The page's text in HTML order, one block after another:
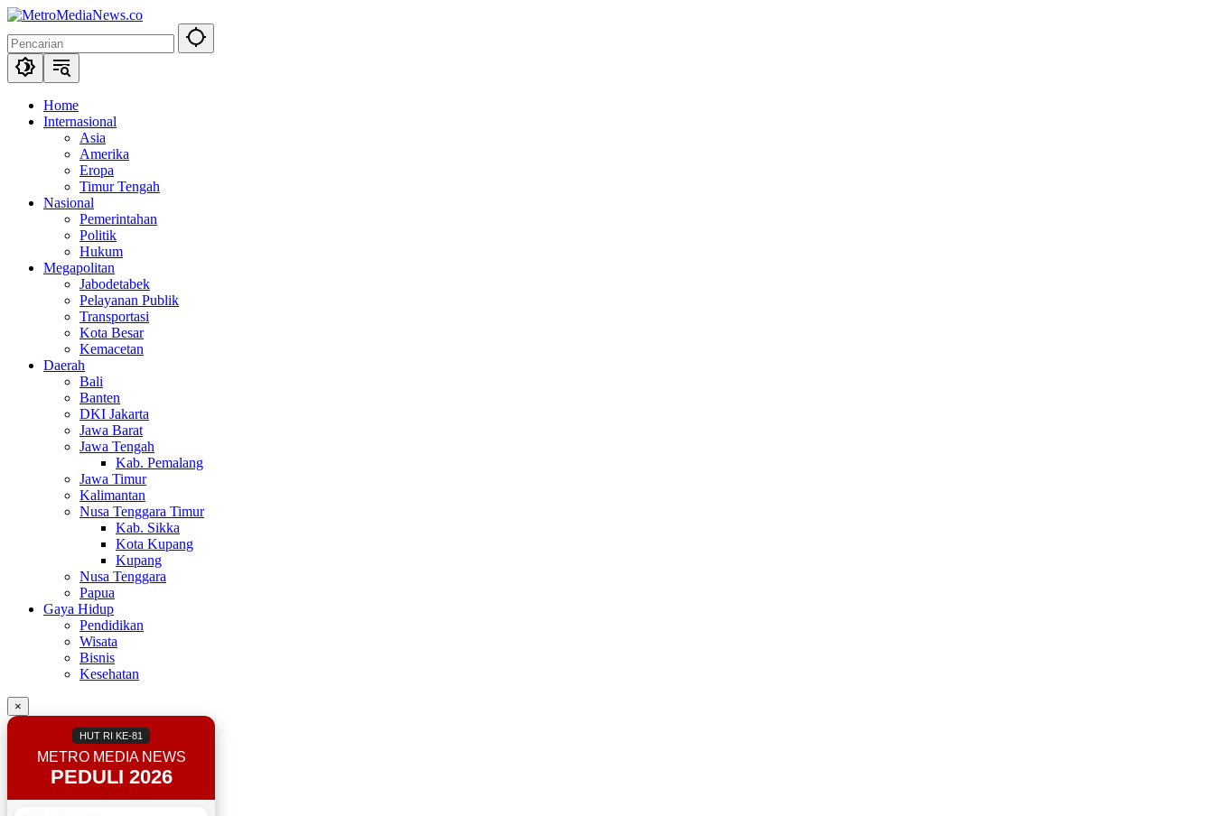
Langsung
konten
Home
Internasional
Asia
Amerika
Eropa
Timur Tengah
Nasional
Pemerintahan
Politik
Hukum
Megapolitan
Jabodetabek
Pelayanan Publik
Transportasi
Kota Besar
Kemacetan
Daerah
Bali
Banten
DKI Jakarta
Jawa Barat
Jawa Tengah
Kab. Pemalang
Jawa Timur
Kalimantan
Nusa Tenggara Timur
Kab. Sikka
Kota Kupang
Kupang
Nusa Tenggara
Papua
Gaya Hidup
Pendidikan
Wisata
Bisnis
Kesehatan
×
HUT RI KE-81
METRO MEDIA NEWS
PEDULI 2026